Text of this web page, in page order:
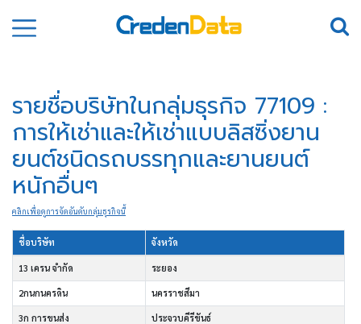
รายชื่อบริษัทในกลุ่มธุรกิจ 77109 :
การให้เช่าและให้เช่าแบบลิสซิ่งยาน
ยนต์ชนิดรถบรรทุกและยานยนต์
หนักอื่นๆ
คลิกเพื่อดูการจัดอันดับกลุ่มธุรกิจนี้
ชื่อบริษัท จังหวัด
13 เครน จำกัด ระยอง
2กนกนครดิน นครราชสีมา
3ก การขนส่ง ประจวบคีรีขันธ์